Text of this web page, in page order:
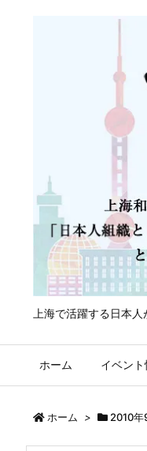
上海で活躍する日本
ホーム イベント
ホーム > 2010年